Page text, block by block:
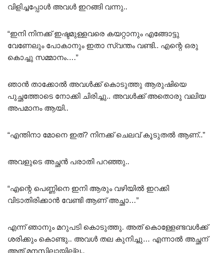
വിളിച്ചപ്പോൾ അവൾ ഇറങ്ങി വന്നു..
“ഇനി നിനക്ക് ഇഷ്ടമുള്ളവരെ കയറ്റാനും എങ്ങോട്ടു
വേണേലും പോകാനും ഇതാ സ്വന്തം വണ്ടി.. എന്റെ ഒരു
കൊച്ചു സമ്മാനം….”
ഞാൻ താക്കോൽ അവൾക്ക് കൊടുത്തു ആരുഷിയെ
പുച്ഛത്തോടെ നോക്കി ചിരിച്ചു.. അവൾക്ക് അതൊരു വലിയ
അപമാനം ആയി..
“എന്തിനാ മോനെ ഇത്? നിനക്ക് ചെലവ് കൂടുതൽ ആണ്..”
അവളുടെ അച്ഛൻ പരാതി പറഞ്ഞു..
“എന്റെ പെണ്ണിനെ ഇനി ആരും വഴിയിൽ ഇറക്കി
വിടാതിരിക്കാൻ വേണ്ടി ആണ് അച്ഛാ…”
എന്ന് ഞാനും മറുപടി കൊടുത്തു. അത് കൊള്ളേണ്ടവൾക്ക്
ശരിക്കും കൊണ്ടു.. അവൾ തല കുനിച്ചു… എന്നാൽ അച്ഛന്
അത് മനസിലായില്ല..